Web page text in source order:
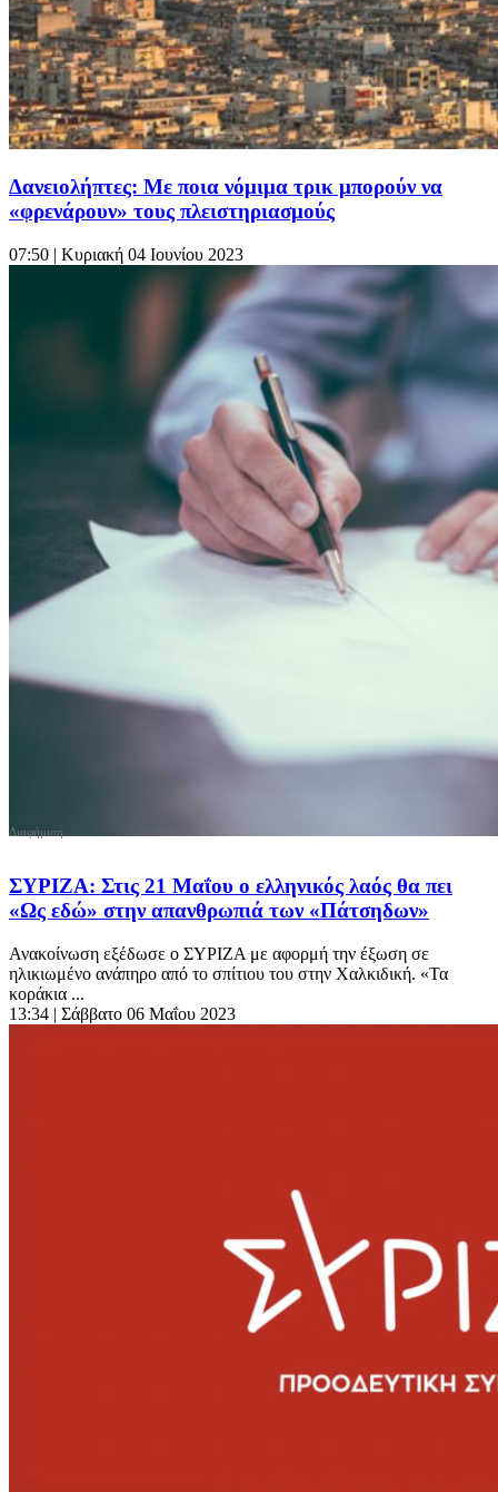
Δανειολήπτες: Με ποια νόμιμα τρικ μπορούν να
«φρενάρουν» τους πλειστηριασμούς
07:50 | Κυριακή 04 Ιουνίου 2023
ΣΥΡΙΖΑ: Στις 21 Μαΐου ο ελληνικός λαός θα πει
«Ως εδώ» στην απανθρωπιά των «Πάτσηδων»
Ανακοίνωση εξέδωσε ο ΣΥΡΙΖΑ με αφορμή την έξωση σε
ηλικιωμένο ανάπηρο από το σπίτιου του στην Χαλκιδική. «Τα
κοράκια ...
13:34 | Σάββατο 06 Μαΐου 2023